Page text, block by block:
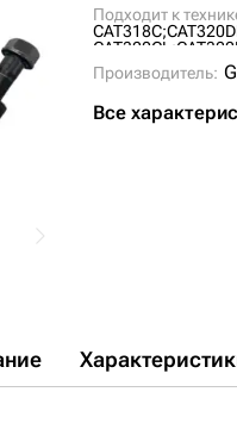
Подходит к
CAT318C;
CAT320CL;
EC700BLC;
Производитель:
Все